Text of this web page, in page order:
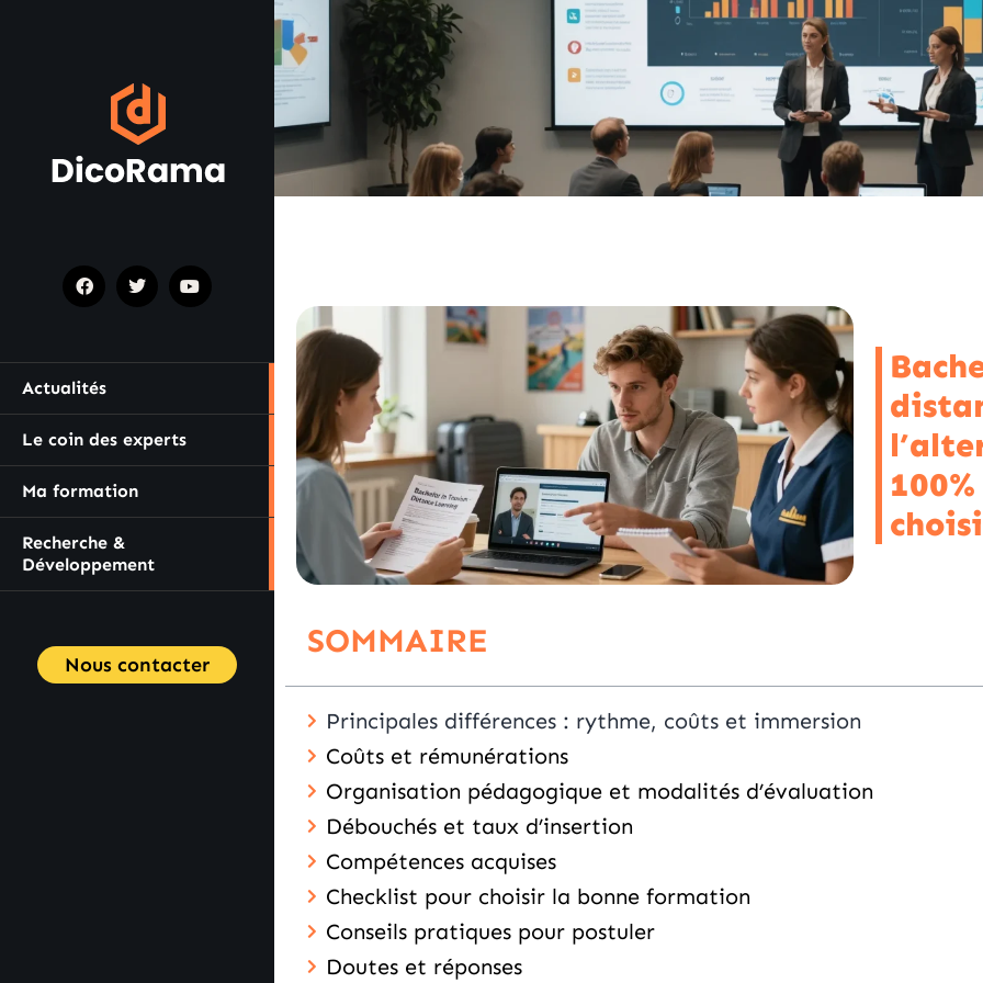
Actualités
Le coin des experts
Ma formation
Recherche &
Développement
Nous contacter
SOMMAIRE
Principales différences : rythme, coûts et immersion
Coûts et rémunérations
Organisation pédagogique et modalités d’évaluation
Débouchés et taux d’insertion
Compétences acquises
Checklist pour choisir la bonne formation
Conseils pratiques pour postuler
Doutes et réponses